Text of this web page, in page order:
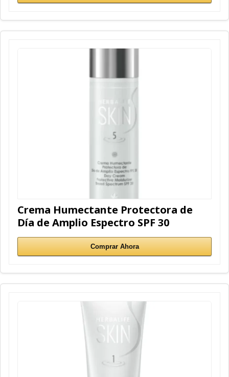
Crema Humectante Protectora de
Día de Amplio Espectro SPF 30
Comprar Ahora